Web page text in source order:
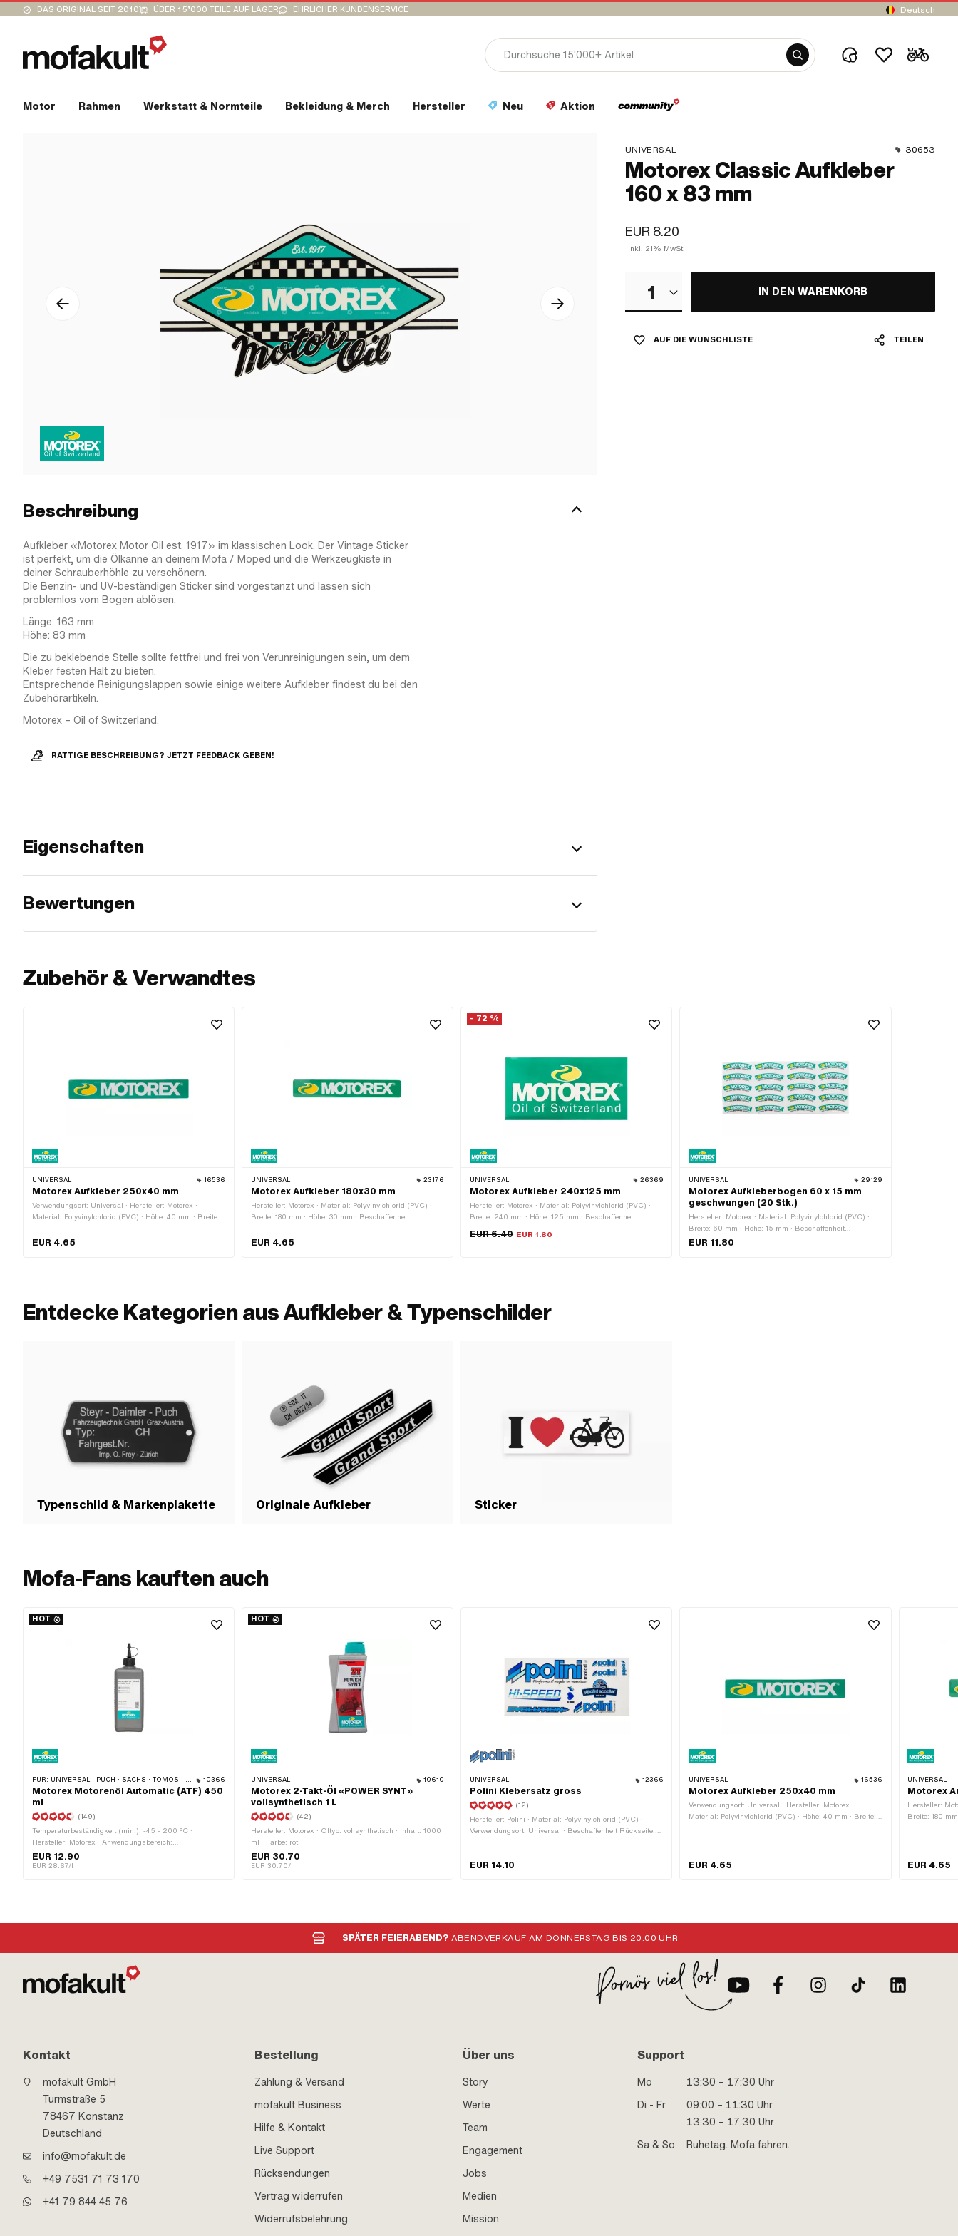
DAS ORIGINAL SEIT 2010 ÜBER 15’000 TEILE AUF LAGER EHRLICHER KUNDENSERVICE Deutsch
Motor Rahmen Werkstatt & Normteile Bekleidung & Merch Hersteller Neu Aktion
UNIVERSAL 30653
Motorex Classic Aufkleber
160 x 83 mm
EUR 8.20
Inkl. 21% MwSt.
1 IN DEN WARENKORB
AUF DIE WUNSCHLISTE TEILEN
Beschreibung
Aufkleber «Motorex Motor Oil est. 1917» im klassischen Look. Der Vintage Sticker
ist perfekt, um die Ölkanne an deinem Mofa / Moped und die Werkzeugkiste in
deiner Schrauberhöhle zu verschönern.
Die Benzin- und UV-beständigen Sticker sind vorgestanzt und lassen sich
problemlos vom Bogen ablösen.
Länge: 163 mm
Höhe: 83 mm
Die zu beklebende Stelle sollte fettfrei und frei von Verunreinigungen sein, um dem
Kleber festen Halt zu bieten.
Entsprechende Reinigungslappen sowie einige weitere Aufkleber findest du bei den
Zubehörartikeln.
Motorex – Oil of Switzerland.
RATTIGE BESCHREIBUNG? JETZT FEEDBACK GEBEN!
Eigenschaften
Bewertungen
Zubehör & Verwandtes
UNIVERSAL 16536
Motorex Aufkleber 250x40 mm
Verwendungsort: Universal · Hersteller: Motorex ·
Material: Polyvinylchlorid (PVC) · Höhe: 40 mm · Breite:
Transferfolie: Nein
EUR 4.65
UNIVERSAL 23176
Motorex Aufkleber 180x30 mm
Hersteller: Motorex · Material: Polyvinylchlorid (PVC) ·
Breite: 180 mm · Höhe: 30 mm · Beschaffenheit
Transferfolie: Nein
EUR 4.65
- 72 %
UNIVERSAL 26369
Motorex Aufkleber 240x125 mm
Hersteller: Motorex · Material: Polyvinylchlorid (PVC) ·
Breite: 240 mm · Höhe: 125 mm · Beschaffenheit
Transferfolie: Nein
EUR 6.40 EUR 1.80
UNIVERSAL 29129
Motorex Aufkleberbogen 60 x 15 mm
geschwungen (20 Stk.)
Hersteller: Motorex · Material: Polyvinylchlorid (PVC) ·
Breite: 60 mm · Höhe: 15 mm · Beschaffenheit
Rückseite: Klebstoff · Beständigkeit: UV-beständig ·
EUR 11.80
Entdecke Kategorien aus Aufkleber & Typenschilder
Typenschild & Markenplakette Originale Aufkleber Sticker
Mofa-Fans kauften auch
HOT
FÜR: UNIVERSAL · PUCH · SACHS · TOMOS · BYE BIKE 10366
Motorex Motorenöl Automatic (ATF) 450
ml
(149)
Temperaturbeständigkeit (min.): -45 - 200 °C ·
Hersteller: Motorex · Anwendungsbereich:
Getriebeschmierung mit Kupplung · Inhalt: 450 ml ·
Getriebeart: Automat · Pony OEM-Nr.: A2080 · Sachs
EUR 12.90
EUR 28.67/l
HOT
UNIVERSAL 10610
Motorex 2-Takt-Öl «POWER SYNT»
vollsynthetisch 1 L
(42)
Hersteller: Motorex · Öltyp: vollsynthetisch · Inhalt: 1000
ml · Farbe: rot
EUR 30.70
EUR 30.70/l
UNIVERSAL 12366
Polini Klebersatz gross
(12)
Hersteller: Polini · Material: Polyvinylchlorid (PVC) ·
Verwendungsort: Universal · Beschaffenheit Rückseite:
EUR 14.10
UNIVERSAL 16536
Motorex Aufkleber 250x40 mm
Verwendungsort: Universal · Hersteller: Motorex ·
Material: Polyvinylchlorid (PVC) · Höhe: 40 mm · Breite:
EUR 4.65
UNIVERSAL
Motorex
Hersteller:
Breite: 180
EUR 4.65
SPÄTER FEIERABEND? ABENDVERKAUF AM DONNERSTAG BIS 20:00 UHR
Kontakt
mofakult GmbH
Turmstraße 5
78467 Konstanz
Deutschland
info@mofakult.de
+49 7531 71 73 170
+41 79 844 45 76
Bestellung
Zahlung & Versand
mofakult Business
Hilfe & Kontakt
Live Support
Rücksendungen
Vertrag widerrufen
Widerrufsbelehrung
Über uns
Story
Werte
Team
Engagement
Jobs
Medien
Mission
Support
Mo
13:30 – 17:30 Uhr
Di - Fr
09:00 – 11:30 Uhr
13:30 – 17:30 Uhr
Sa & So
Ruhetag. Mofa fahren.